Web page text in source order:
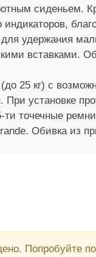
сиденьем.
удержания
вставками.
25 кг) с
установке
точечные
Обивка из
Попробуйте